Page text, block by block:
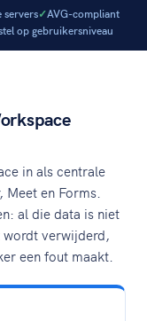
servers AVG-compliant
op gebruikersniveau
in als centrale
en Forms.
al die data is niet
wordt verwijderd,
een fout maakt.